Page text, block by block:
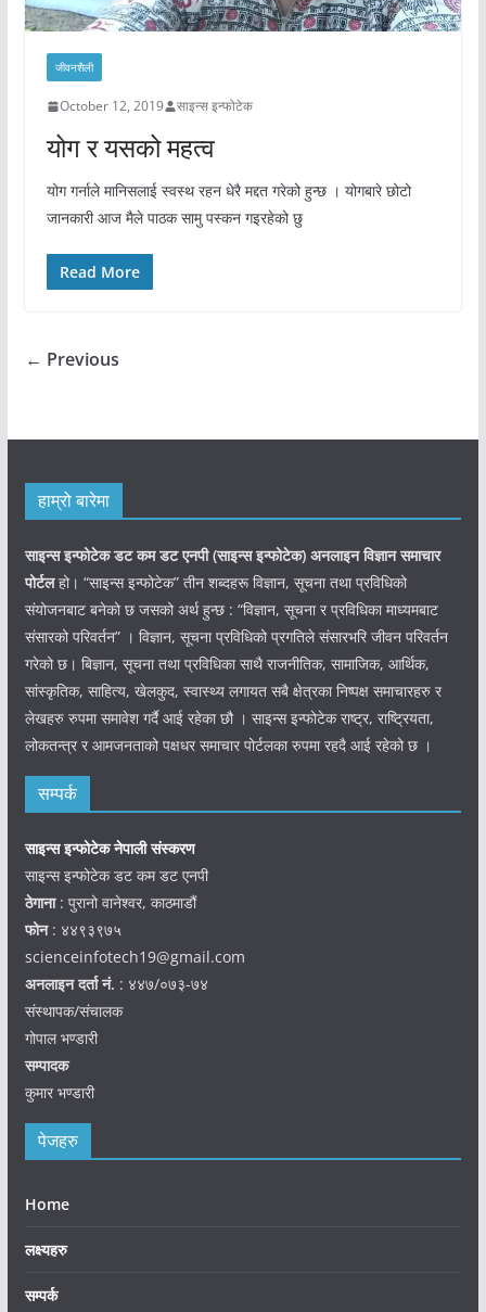
जीवनशैली
October 12, 2019 साइन्स इन्फोटेक
योग र यसको महत्व
योग गर्नाले मानिसलाई स्वस्थ रहन धेरै मद्दत गरेको हुन्छ । योगबारे छोटो
जानकारी आज मैले पाठक सामु पस्कन गइरहेको छु
Read More
← Previous
हाम्रो बारेमा
साइन्स इन्फोटेक डट कम डट एनपी (साइन्सइन्फोटेक) अनलाइन विज्ञान समाचार
पोर्टलहो। “साइन्स इन्फोटेक” तीन शब्दहरू विज्ञान, सूचना तथा प्रविधिको
संयोजनबाट बनेको छ जसको अर्थ हुन्छ : “विज्ञान, सूचना र प्रविधिका माध्यमबाट
संसारको परिवर्तन” । विज्ञान, सूचना प्रविधिको प्रगतिले संसारभरि जीवन परिवर्तन
गरेको छ। बिज्ञान, सूचना तथा प्रविधिका साथै राजनीतिक, सामाजिक, आर्थिक,
सांस्कृतिक, साहित्य, खेलकुद, स्वास्थ्य लगायत सबै क्षेत्रका निष्पक्ष समाचारहरु र
लेखहरु रुपमा समावेश गर्दै आई रहेका छौ । साइन्स इन्फोटेक राष्ट्र, राष्ट्रियता,
लोकतन्त्र र आमजनताको पक्षधर समाचार पोर्टलका रुपमा रहदै आई रहेको छ ।
सम्पर्क
साइन्स इन्फोटेक नेपाली संस्करण
साइन्स इन्फोटेक डट कम डट एनपी
ठेगाना: पुरानो वानेश्वर, काठमाडौं
फोन: ४४९३९७५
scienceinfotech19@gmail.com
अनलाइन दर्ता नं. : ४४७/०७३-७४
संस्थापक/संचालक
गोपाल भण्डारी
सम्पादक
कुमार भण्डारी
पेजहरु
Home
लक्ष्यहरु
सम्पर्क